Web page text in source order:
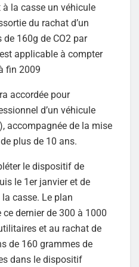
la casse un véhicule
du rachat d’un
160g de CO2 par
applicable à compter
fin 2009
accordée pour
d’un véhicule
accompagnée de la mise
plus de 10 ans.
le dispositif de
le 1er janvier et de
casse. Le plan
dernier de 300 à 1000
et au rachat de
de 160 grammes de
dans le dispositif